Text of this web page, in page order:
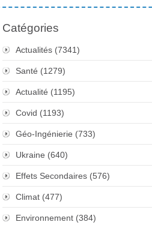
Catégories
Actualités (7341)
Santé (1279)
Actualité (1195)
Covid (1193)
Géo-Ingénierie (733)
Ukraine (640)
Effets Secondaires (576)
Climat (477)
Environnement (384)